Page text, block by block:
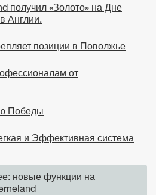
получил «Золото» на Дне
Англии.
позиции в Поволжье
от
Победы
и Эффективная система
новые функции на